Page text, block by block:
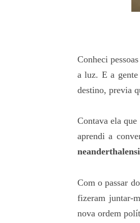
Conheci
a luz. E a gente
destino, previa
Contava ela
aprendi a
Com o passar
fizeram juntar-
nova ordem